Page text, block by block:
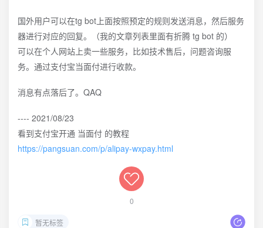
国外用户可以在tg bot上面按照预定的规则发送消息，然后服务
器进行对应的回复。（我的文章列表里面有折腾 tg bot 的）
可以在个人网站上卖一些服务，比如技术售后，问题咨询服
务。通过支付宝当面付进行收款。
消息有点落后了。QAQ
---- 2021/08/23
看到支付宝开通 当面付 的教程
https://pangsuan.com/p/alipay-wxpay.html
0
暂无标签